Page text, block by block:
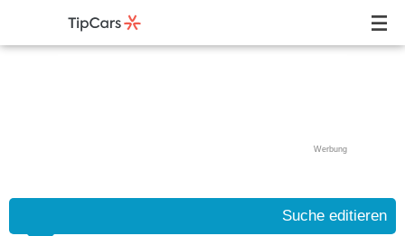
Werbung
Suche editieren